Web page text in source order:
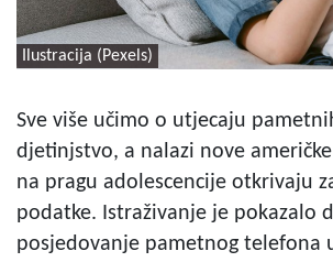
Ilustracija (Pexels)
Sve više učimo o utjecaju
djetinjstvo, a nalazi nove
na pragu adolescencije otkrivaju
podatke. Istraživanje je pokazalo
posjedovanje pametnog telefona